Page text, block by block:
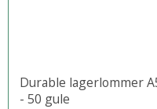
Durable lagerlommer
- 50 gule